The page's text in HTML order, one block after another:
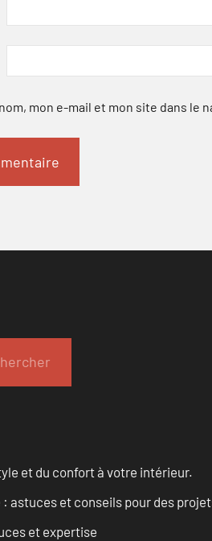
mon e-mail et mon site dans le
et du confort à votre intérieur.
astuces et conseils pour des
et expertise